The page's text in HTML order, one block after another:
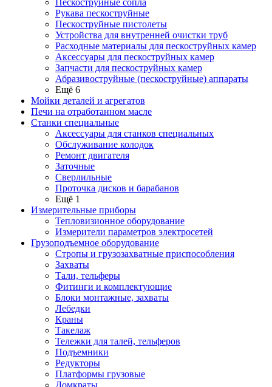
Пескоструйные сопла
Рукава пескоструйные
Пескоструйные пистолеты
Устройства для внутренней очистки труб
Расходные материалы для пескоструйных камер
Аксессуары для пескоструйных камер
Запчасти для пескоструйных камер
Абразивоструйные (пескоструйные) аппараты
Ещё 6
Мойки деталей и агрегатов
Печи на отработанном масле
Станки специальные
Аксессуары для станков специальных
Обслуживание колодок
Ремонт двигателя
Заточные
Сверлильные
Проточка дисков и барабанов
Ещё 1
Измерительные приборы
Тепловизионное оборудование
Измерители параметров электросетей
Грузоподъемное оборудование
Стропы и грузозахватные приспособления
Захваты
Тали, тельферы
Фитинги и комплектующие
Блоки монтажные, захваты
Лебедки
Краны
Такелаж
Тележки для талей, тельферов
Подъемники
Редукторы
Платформы грузовые
Домкраты